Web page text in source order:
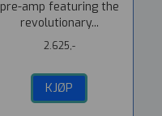
pre-amp featuring the
revolutionary...
2.625,-
KJØP